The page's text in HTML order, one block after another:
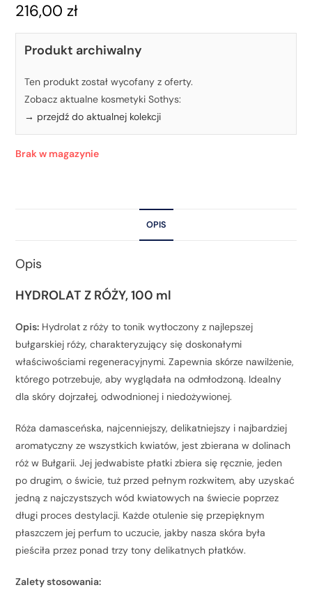
216,00zł
Produkt archiwalny
Ten produkt został wycofany z oferty.
Zobacz aktualne kosmetyki Sothys:
→ przejdź do aktualnej kolekcji
Brak w magazynie
OPIS
Opis
HYDROLAT Z RÓŻY, 100 ml
Opis: Hydrolat z róży to tonik wytłoczony z najlepszej
bułgarskiej róży, charakteryzujący się doskonałymi
właściwościami regeneracyjnymi. Zapewnia skórze nawilżenie,
którego potrzebuje, aby wyglądała na odmłodzoną. Idealny
dla skóry dojrzałej, odwodnionej i niedożywionej.
Róża damasceńska, najcenniejszy, delikatniejszy i najbardziej
aromatyczny ze wszystkich kwiatów, jest zbierana w dolinach
róż w Bułgarii. Jej jedwabiste płatki zbiera się ręcznie, jeden
po drugim, o świcie, tuż przed pełnym rozkwitem, aby uzyskać
jedną z najczystszych wód kwiatowych na świecie poprzez
długi proces destylacji. Każde otulenie się przepięknym
płaszczem jej perfum to uczucie, jakby nasza skóra była
pieściła przez ponad trzy tony delikatnych płatków.
Zalety stosowania: